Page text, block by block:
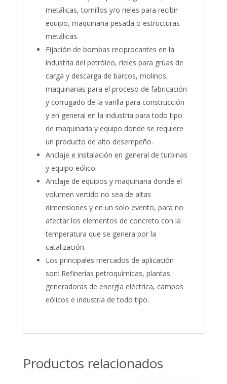
metálicas, tornillos y/o rieles para recibir
equipo, maquinaria pesada o estructuras
metálicas.
Fijación de bombas reciprocantes en la
industria del petróleo, rieles para grúas de
carga y descarga de barcos, molinos,
maquinarias para el proceso de fabricación
y corrugado de la varilla para construcción
y en general en la industria para todo tipo
de maquinaria y equipo donde se requiere
un producto de alto desempeño.
Anclaje e instalación en general de turbinas
y equipo eólico.
Anclaje de equipos y maquinaria donde el
volumen vertido no sea de altas
dimensiones y en un solo evento, para no
afectar los elementos de concreto con la
temperatura que se genera por la
catalización.
Los principales mercados de aplicación
son: Refinerías petroquímicas, plantas
generadoras de energía eléctrica, campos
eólicos e industria de todo tipo.
Productos relacionados